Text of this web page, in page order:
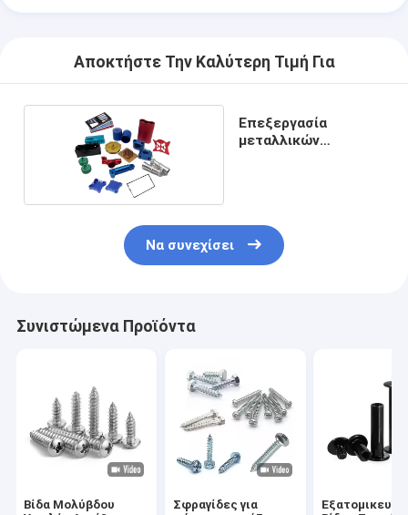
Αποκτήστε Την Καλύτερη Τιμή Για
Επεξεργασία
μεταλλικών
Να συνεχίσει
Συνιστώμενα Προϊόντα
Βίδα Μολύβδου
Σφραγίδες για